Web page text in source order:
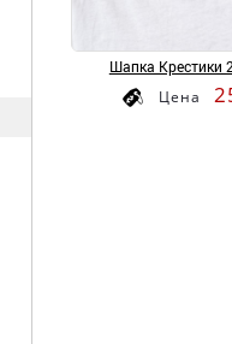
Шапка Крестики
Цена